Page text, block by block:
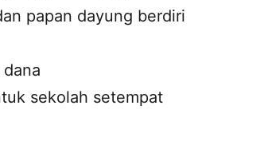
papan dayung berdiri
sekolah setempat